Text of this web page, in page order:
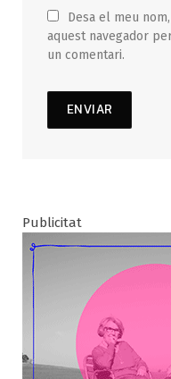
Desa el meu
aquest navegador
un comentari.
Publicitat